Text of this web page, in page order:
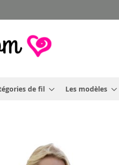
de fil Les modèles